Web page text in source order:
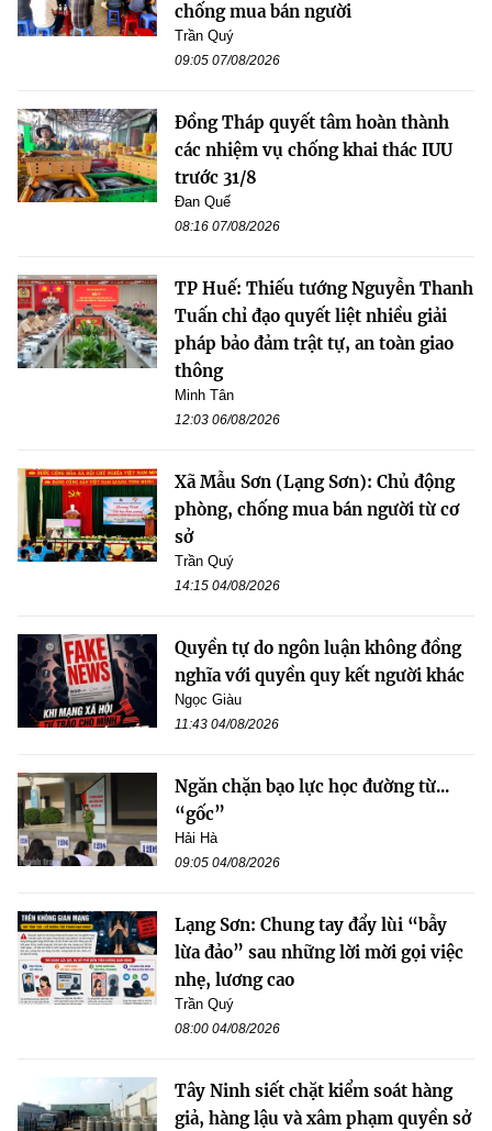
chống mua bán người
Trần Quý
09:05 07/08/2026
Đồng Tháp quyết tâm hoàn thành
các nhiệm vụ chống khai thác IUU
trước 31/8
Đan Quế
08:16 07/08/2026
TP Huế: Thiếu tướng Nguyễn Thanh
Tuấn chỉ đạo quyết liệt nhiều giải
pháp bảo đảm trật tự, an toàn giao
thông
Minh Tân
12:03 06/08/2026
Xã Mẫu Sơn (Lạng Sơn): Chủ động
phòng, chống mua bán người từ cơ
sở
Trần Quý
14:15 04/08/2026
Quyền tự do ngôn luận không đồng
nghĩa với quyền quy kết người khác
Ngọc Giàu
11:43 04/08/2026
Ngăn chặn bạo lực học đường từ...
“gốc”
Hải Hà
09:05 04/08/2026
Lạng Sơn: Chung tay đẩy lùi “bẫy
lừa đảo” sau những lời mời gọi việc
nhẹ, lương cao
Trần Quý
08:00 04/08/2026
Tây Ninh siết chặt kiểm soát hàng
giả, hàng lậu và xâm phạm quyền sở